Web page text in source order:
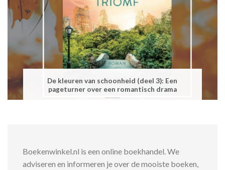
De kleuren van schoonheid (deel 3): Een
pageturner over een romantisch drama
Boekenwinkel.nl is een online boekhandel. We
adviseren en informeren je over de mooiste boeken,